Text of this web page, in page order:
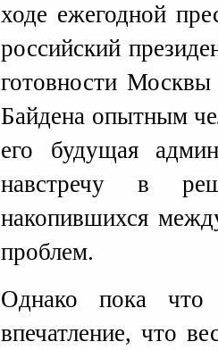
ходе ежегодной
российский
готовности Москвы
Байдена опытным
его будущая
навстречу в
накопившихся
проблем.
Однако пока что
впечатление, что